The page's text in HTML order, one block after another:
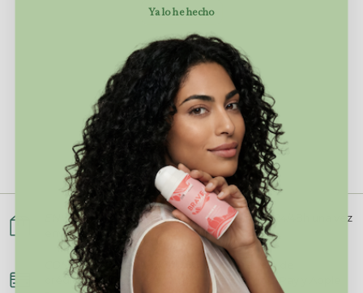
ENVÍO GRATIS a partir de 35€ en península. 24/48h una vez
enviado.
COMPRA Y PAGO SEGURO.
Mediante tarjeta de
crédito/débito, PayPal, Amazon Pay, Google Pay y Apple
Ya lo he hecho